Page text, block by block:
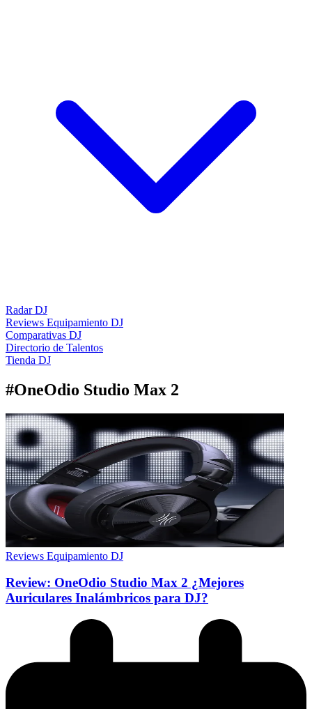
Radar DJ
Reviews Equipamiento DJ
Comparativas DJ
Directorio de Talentos
Tienda DJ
#OneOdio Studio Max 2
Reviews Equipamiento DJ
Review: OneOdio Studio Max 2 ¿Mejores
Auriculares Inalámbricos para DJ?